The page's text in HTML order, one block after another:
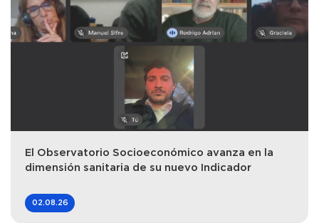
El Observatorio Socioeconómico avanza en la
dimensión sanitaria de su nuevo Indicador
02.08.26